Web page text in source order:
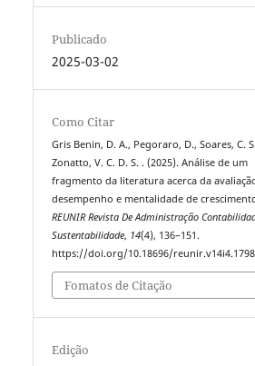
Publicado
2025-03-02
Como Citar
Gris Benin, D. A., Pegoraro, D., Soares, C.
Zonatto, V. C. D. S. . (2025). Análise de um
fragmento da literatura acerca da
desempenho e mentalidade de
REUNIR Revista De Administração
Sustentabilidade, 14(4), 136–151.
https://doi.org/10.18696/reunir.v14i4.1798
Fomatos de Citação
Edição